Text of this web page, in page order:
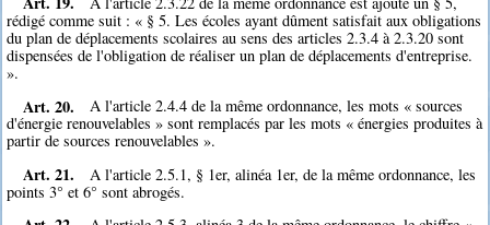
rédigé comme suit : « § 5. Les écoles ayant dûment satisfait aux obligations
du plan de déplacements scolaires au sens des articles 2.3.4 à 2.3.20 sont
dispensées de l'obligation de réaliser un plan de déplacements d'entreprise.
».
Art. 20.
A l'article 2.4.4 de la même ordonnance, les mots « sources
d'énergie renouvelables » sont remplacés par les mots « énergies produites à
partir de sources renouvelables ».
Art. 21.
A l'article 2.5.1, § 1er, alinéa 1er, de la même ordonnance, les
points 3° et 6° sont abrogés.